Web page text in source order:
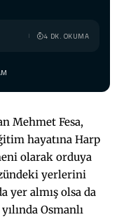
4 DK. OKUMA
Mehmet Fesa,
hayatına Harp
olarak orduya
yerlerini
yer almış olsa da
Osmanlı